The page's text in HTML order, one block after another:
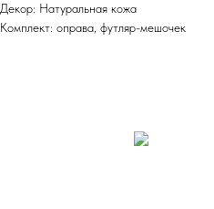
Декор: Натуральная кожа
Комплект: оправа, футляр-мешочек